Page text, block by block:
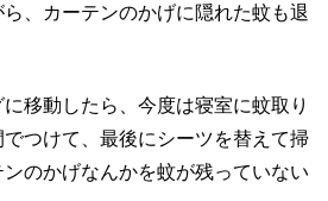
、カーテンのかげに隠れた蚊も退
移動したら、今度は寝室に蚊取り
つけて、最後にシーツを替えて掃
のかげなんかを蚊が残っていない